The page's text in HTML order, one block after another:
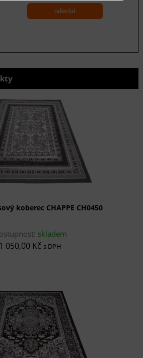
odeslat
koberec CHAPPE CH0450
skladem
1 050,00 Kč s DPH